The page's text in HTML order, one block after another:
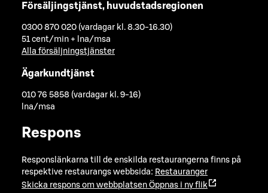
Försäljingstjänst, huvudstadsregionen
0300 870 020 (vardagar kl. 8.30-16.30)
51 cent/min + lna/msa
Alla försäljningstjänster
Ägarkundtjänst
010 76 5858 (vardagar kl. 9-16)
lna/msa
Respons
Responslänkarna till de enskilda restaurangerna finns på
respektive restaurangs webbsida: Restauranger
Skicka respons om webbplatsen Öppnas i ny flik